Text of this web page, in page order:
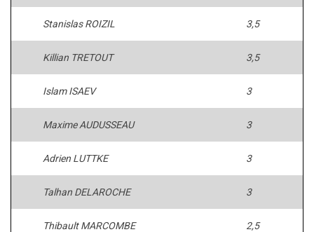
Stanislas ROIZIL 3,5
Killian TRETOUT 3,5
Islam ISAEV 3
Maxime AUDUSSEAU 3
Adrien LUTTKE 3
Talhan DELAROCHE 3
Thibault MARCOMBE 2,5